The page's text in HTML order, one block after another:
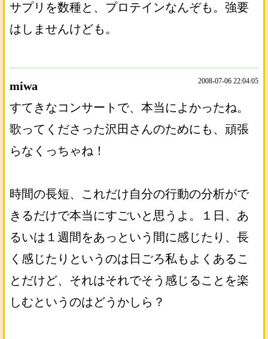
サプリを数種と、プロテインなんぞも。強要
はしませんけども。
miwa 2008-07-06 22:04:05
すてきなコンサートで、本当によかったね。
歌ってくださった沢田さんのためにも、頑張
らなくっちゃね！
時間の長短、これだけ自分の行動の分析がで
きるだけで本当にすごいと思うよ。１日、あ
るいは１週間をあっという間に感じたり、長
く感じたりというのは日ごろ私もよくあるこ
とだけど、それはそれでそう感じることを楽
しむというのはどうかしら？